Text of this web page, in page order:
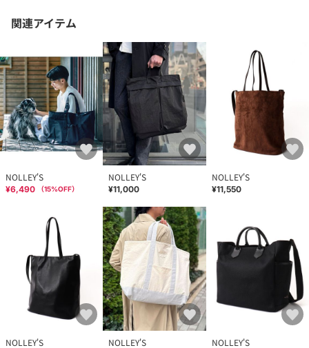
開発しています。
高度な技術、高品質な金具、高級素材を使用しており、素材の基
準を再定義する一方で、マーケティング上のギミックや余計な要
素は断固として避け、その代わりに本質的な品質と機能性に重点
を置いています。
実用性と美しさを兼ね備えたWEXLEYのパックは、これまで体験し
たことのないような見た目と使い心地です。
「私たちにとって、資源の無駄遣いと戦うための最も効果的なア
プローチです」
WEXLEYでより良い旅を、より遠くへ、より遠くへ。
★気になるアイテムは【お気に入り登録】がオススメです！
入荷情報やクーポン、セール情報が通知されるようになります。
【お取扱い上のご注意】
末永くご愛用頂くために、アテンションタグを必ずご確認の上、
着用又はお取り扱い下さい。
※店頭及び屋外での撮影画像は、光の当たり具合で色味が違って
見える場合があります。商品の色味は、スタジオ撮影の画像をご
関連アイテム
NOLLEY'S
¥6,490 （15%OFF）
NOLLEY'S
¥11,000
NOLLEY'S
¥11,550
NOLLEY'S NOLLEY'S NOLLEY'S